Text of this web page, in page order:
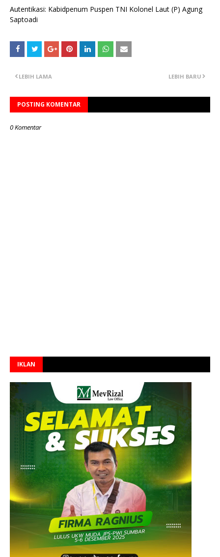
Autentikasi: Kabidpenum Puspen TNI Kolonel Laut (P) Agung
Saptoadi
LEBIH BARU
LEBIH LAMA
POSTING KOMENTAR
0 Komentar
IKLAN